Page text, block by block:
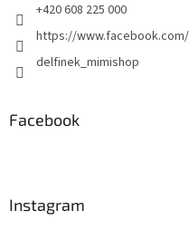
+420 608 225 000
https://
delfinek_mimishop
Facebook
Instagram